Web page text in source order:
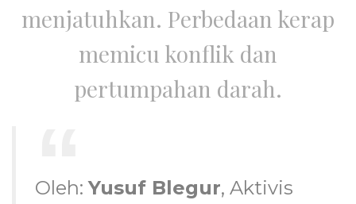
menjatuhkan. Perbedaan kerap
memicu konflik dan
pertumpahan darah.
Oleh:Yusuf Blegur, Aktivis